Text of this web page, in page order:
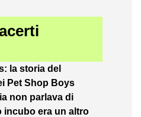
la storia del
Pet Shop Boys
non parlava di
incubo era un altro